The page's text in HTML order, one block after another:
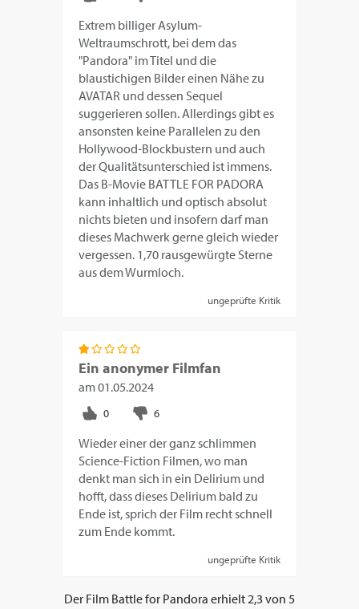
Extrem billiger Asylum-
Weltraumschrott, bei dem das
"Pandora" im Titel und die
blaustichigen Bilder einen Nähe zu
AVATAR und dessen Sequel
suggerieren sollen. Allerdings gibt es
ansonsten keine Parallelen zu den
Hollywood-Blockbustern und auch
der Qualitätsunterschied ist immens.
Das B-Movie BATTLE FOR PADORA
kann inhaltlich und optisch absolut
nichts bieten und insofern darf man
dieses Machwerk gerne gleich wieder
vergessen. 1,70 rausgewürgte Sterne
aus dem Wurmloch.
ungeprüfte Kritik
Ein anonymer Filmfan
am01.05.2024
Wieder einer der ganz schlimmen
Science-Fiction Filmen, wo man
denkt man sich in ein Delirium und
hofft, dass dieses Delirium bald zu
Ende ist, sprich der Film recht schnell
zum Ende kommt.
ungeprüfte Kritik
Der Film Battle for Pandora erhielt 2,3 von 5